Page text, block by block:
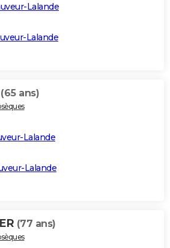
Lalande
Lalande
(65 ans)
Lalande
Lalande
(77 ans)